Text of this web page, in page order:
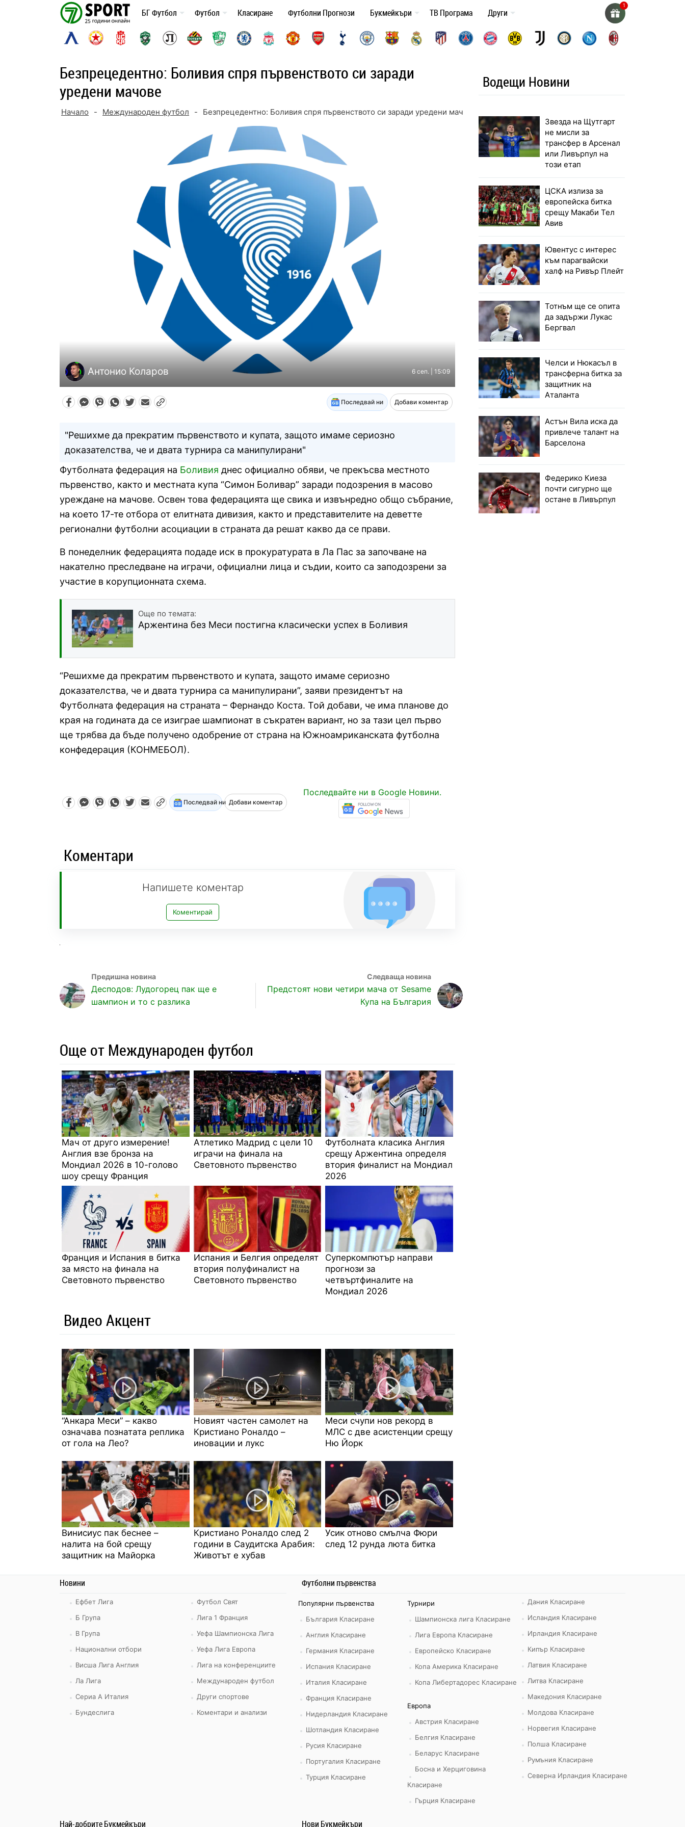
БГ Футбол Футбол Класиране Футболни Прогнози Букмейкъри ТВ Програма Други
Безпрецедентно: Боливия спря първенството си заради
уредени мачове
Начало - Международен футбол - Безпрецедентно: Боливия спря първенството си заради уредени мачове
Антонио Коларов 6 сеп. | 15:09
Последвай ни Добави коментар
"Решихме да прекратим първенството и купата, защото имаме сериозно
доказателства, че и двата турнира са манипулирани"
Футболната федерация на Боливия днес официално обяви, че прекъсва местното
първенство, както и местната купа “Симон Боливар” заради подозрения в масово
уреждане на мачове. Освен това федерацията ще свика и извънредно общо събрание,
на което 17-те отбора от елитната дивизия, както и представителите на деветте
регионални футболни асоциации в страната да решат какво да се прави.
В понеделник федерацията подаде иск в прокуратурата в Ла Пас за започване на
накателно преследване на играчи, официални лица и съдии, които са заподозрени за
участие в корупционната схема.
Още по темата:
Аржентина без Меси постигна класически успех в Боливия
“Решихме да прекратим първенството и купата, защото имаме сериозно
доказателства, че и двата турнира са манипулирани”, заяви президентът на
Футболната федерация на страната – Фернандо Коста. Той добави, че има планове до
края на годината да се изиграе шампионат в съкратен вариант, но за тази цел първо
ще трябва да бъде получено одобрение от страна на Южноамриканската футболна
конфедерация (КОНМЕБОЛ).
Последвай ни Добави коментар
Последвайте ни в Google Новини.
Коментари
Напишете коментар
Коментирай
Десподов: Лудогорец пак ще е
шампион и то с разлика
Предстоят нови четири мача от Sesame
Купа на България
Още от Международен футбол
Мач от друго измерение!
Англия взе бронза на
Мондиал 2026 в 10-голово
шоу срещу Франция
Атлетико Мадрид с цели 10
играчи на финала на
Световното първенство
Футболната класика Англия
срещу Аржентина определя
втория финалист на Мондиал
2026
Франция и Испания в битка
за място на финала на
Световното първенство
Испания и Белгия определят
втория полуфиналист на
Световното първенство
Суперкомпютър направи
прогнози за
четвъртфиналите на
Мондиал 2026
Видео Акцент
“Анкара Меси” – какво
означава познатата реплика
от гола на Лео?
Новият частен самолет на
Кристиано Роналдо –
иновации и лукс
Меси счупи нов рекорд в
МЛС с две асистенции срещу
Ню Йорк
Винисиус пак беснее –
налита на бой срещу
защитник на Майорка
Кристиано Роналдо след 2
години в Саудитска Арабия:
Животът е хубав
Усик отново смълча Фюри
след 12 рунда люта битка
Водещи Новини
Звезда на Щутгарт
не мисли за
трансфер в Арсенал
или Ливърпул на
този етап
ЦСКА излиза за
европейска битка
срещу Макаби Тел
Авив
Ювентус с интерес
към парагвайски
халф на Ривър Плейт
Тотнъм ще се опита
да задържи Лукас
Бергвал
Челси и Нюкасъл в
трансферна битка за
защитник на
Аталанта
Астън Вила иска да
привлече талант на
Барселона
Федерико Киеза
почти сигурно ще
остане в Ливърпул
Новини
Ефбет Лига
Б Група
В Група
Национални отбори
Висша Лига Англия
Ла Лига
Сериа А Италия
Бундеслига
Футбол Свят
Лига 1 Франция
Уефа Шампионска Лига
Уефа Лига Европа
Лига на конференциите
Международен футбол
Други спортове
Коментари и анализи
Футболни първенства
Популярни първенства
България Класиране
Англия Класиране
Германия Класиране
Испания Класиране
Италия Класиране
Франция Класиране
Нидерландия Класиране
Шотландия Класиране
Русия Класиране
Португалия Класиране
Турция Класиране
Турнири
Шампионска лига Класиране
Лига Европа Класиране
Европейско Класиране
Копа Америка Класиране
Копа Либертадорес Класиране
Европа
Австрия Класиране
Белгия Класиране
Беларус Класиране
Босна и Херциговина
Класиране
Гърция Класиране
Дания Класиране
Исландия Класиране
Ирландия Класиране
Кипър Класиране
Латвия Класиране
Литва Класиране
Македония Класиране
Молдова Класиране
Норвегия Класиране
Полша Класиране
Румъния Класиране
Северна Ирландия Класиране
Най-добрите Букмейкъри Нови Букмейкъри